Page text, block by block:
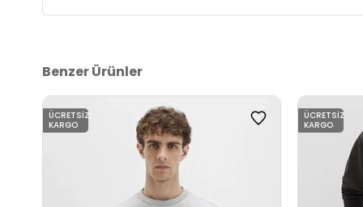
Benzer Ürünler
ÜCRETSIZ
KARGO
ÜCRETSIZ
KARGO